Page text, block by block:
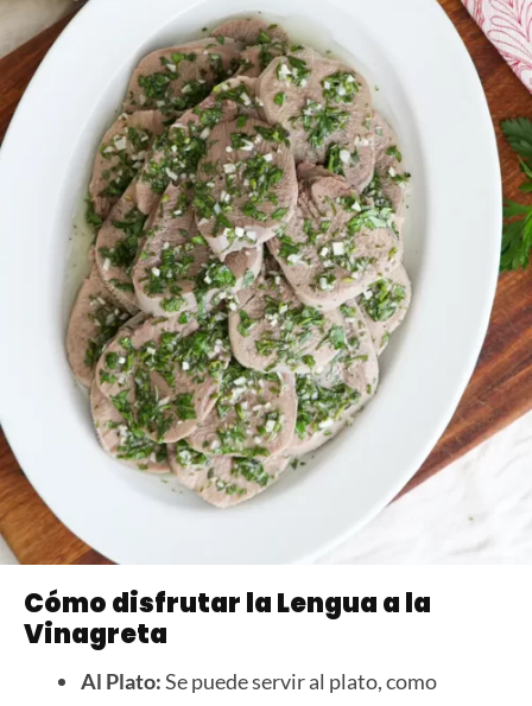
Cómo disfrutar la Lengua a la
Vinagreta
Al Plato:Se puede servir al plato, como